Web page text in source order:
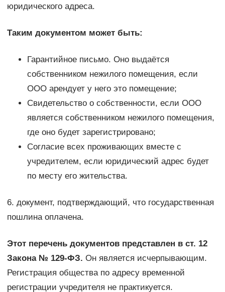
юридического адреса.
Таким документом может быть:
Гарантийное письмо. Оно выдаётся
собственником нежилого помещения, если
ООО арендует у него это помещение;
Свидетельство о собственности, если ООО
является собственником нежилого помещения,
где оно будет зарегистрировано;
Согласие всех проживающих вместе с
учредителем, если юридический адрес будет
по месту его жительства.
6. документ, подтверждающий, что государственная
пошлина оплачена.
Этот перечень документов представлен в ст. 12
Закона № 129-ФЗ. Он является исчерпывающим.
Регистрация общества по адресу временной
регистрации учредителя не практикуется.